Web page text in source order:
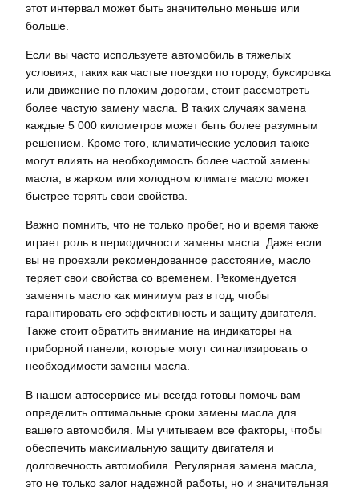
этот интервал может быть значительно меньше или
больше.
Если вы часто используете автомобиль в тяжелых
условиях, таких как частые поездки по городу, буксировка
или движение по плохим дорогам, стоит рассмотреть
более частую замену масла. В таких случаях замена
каждые 5 000 километров может быть более разумным
решением. Кроме того, климатические условия также
могут влиять на необходимость более частой замены
масла, в жарком или холодном климате масло может
быстрее терять свои свойства.
Важно помнить, что не только пробег, но и время также
играет роль в периодичности замены масла. Даже если
вы не проехали рекомендованное расстояние, масло
теряет свои свойства со временем. Рекомендуется
заменять масло как минимум раз в год, чтобы
гарантировать его эффективность и защиту двигателя.
Также стоит обратить внимание на индикаторы на
приборной панели, которые могут сигнализировать о
необходимости замены масла.
В нашем автосервисе мы всегда готовы помочь вам
определить оптимальные сроки замены масла для
вашего автомобиля. Мы учитываем все факторы, чтобы
обеспечить максимальную защиту двигателя и
долговечность автомобиля. Регулярная замена масла,
это не только залог надежной работы, но и значительная